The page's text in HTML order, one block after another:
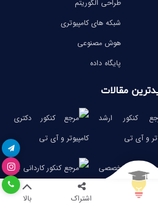
اشتراک بالا
طراحی الگوریتم
شبکه های کامپیوتری
هوش مصنوعی
پایگاه داده
مقالات